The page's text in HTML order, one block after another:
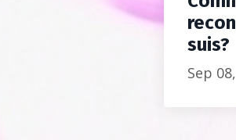
suis?
Sep